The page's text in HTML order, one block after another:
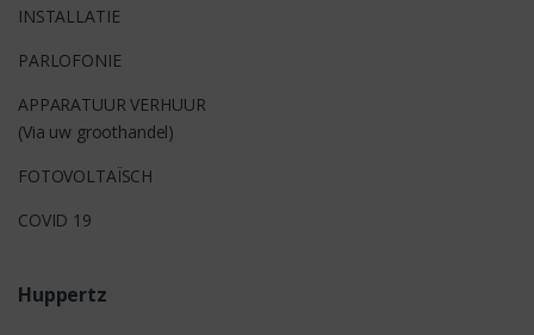
INSTALLATIE
PARLOFONIE
APPARATUUR VERHUUR
(Via uw groothandel)
FOTOVOLTAÏSCH
COVID 19
Huppertz